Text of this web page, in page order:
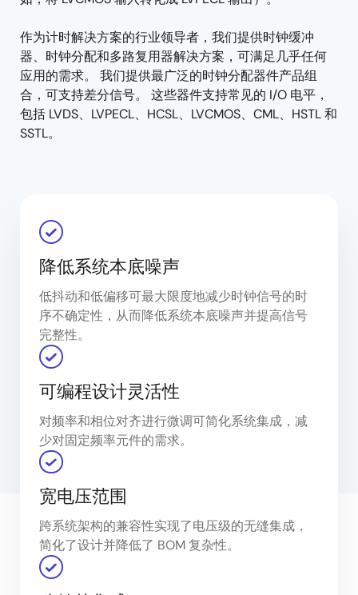
作为计时解决方案的行业领导者，我们提供时钟缓冲
器、时钟分配和多路复用器解决方案，可满足几乎任何
应用的需求。 我们提供最广泛的时钟分配器件产品组
合，可支持差分信号。 这些器件支持常见的 I/O 电平，
包括 LVDS、LVPECL、HCSL、LVCMOS、CML、HSTL 和
SSTL。
降低系统本底噪声
低抖动和低偏移可最大限度地减少时钟信号的时
序不确定性，从而降低系统本底噪声并提高信号
完整性。
可编程设计灵活性
对频率和相位对齐进行微调可简化系统集成，减
少对固定频率元件的需求。
宽电压范围
跨系统架构的兼容性实现了电压级的无缝集成，
简化了设计并降低了 BOM 复杂性。